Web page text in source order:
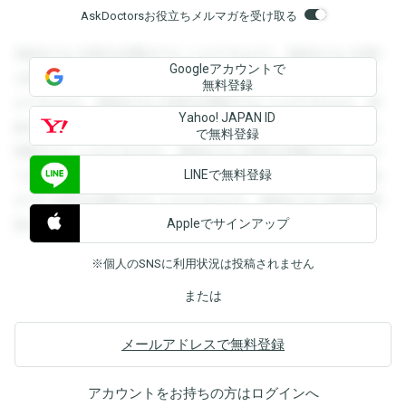
AskDoctorsお役立ちメルマガを受け取る
登録すると回答を閲覧することができます。登録すると回答
を閲覧することができます。登録すると回答を閲覧すること
ができます。登録すると回答を閲覧することができます。登
録すると回答を閲覧することができます。登録すると回答を
閲覧することができます。登録すると回答を閲覧することが
できます。登録すると回答を閲覧することができます。登録
すると回答を閲覧することができます。登録すると回答を閲
覧することができます。
Googleアカウントで
無料登録
Yahoo! JAPAN ID
で無料登録
LINEで無料登録
Appleでサインアップ
※個人のSNSに利用状況は投稿されません
または
メールアドレスで無料登録
アカウントをお持ちの方はログインへ